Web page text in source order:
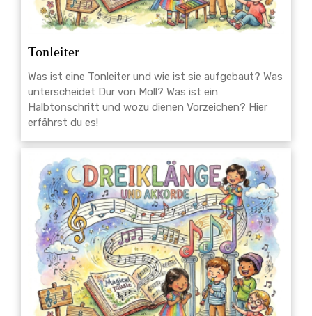
Tonleiter
Was ist eine Tonleiter und wie ist sie aufgebaut? Was
unterscheidet Dur von Moll? Was ist ein
Halbtonschritt und wozu dienen Vorzeichen? Hier
erfährst du es!